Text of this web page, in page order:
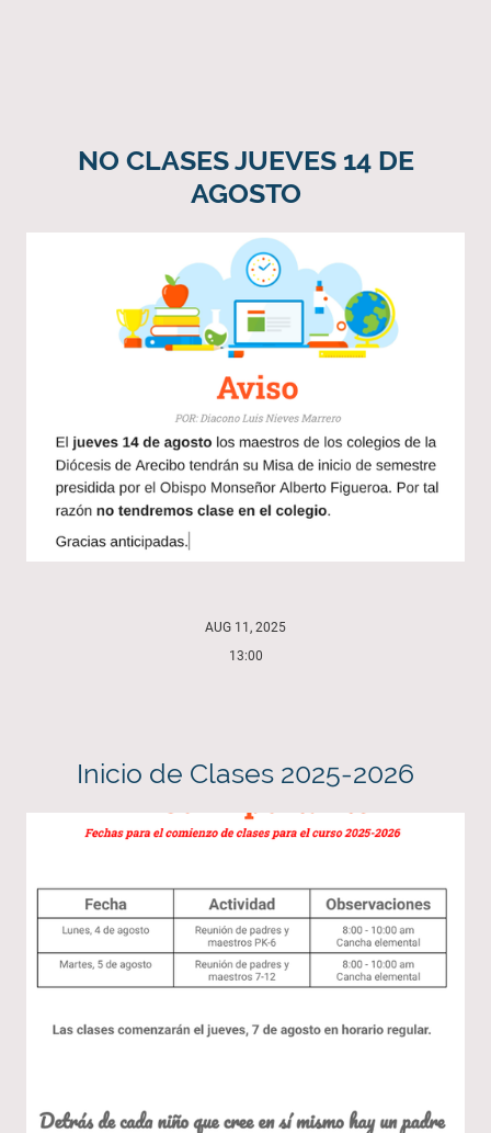
NO CLASES JUEVES 14 DE
AGOSTO
AUG 11, 2025
13:00
Inicio de Clases 2025-2026